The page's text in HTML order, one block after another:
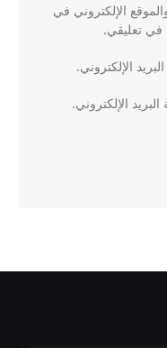
الإلكتروني في
في تعليقي.
الإلكتروني.
الإلكتروني.